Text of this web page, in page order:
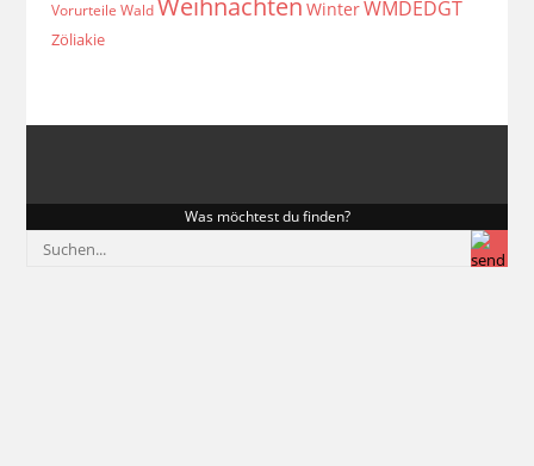
Vorurteile Wald WinterWMDEDGT
Zöliakie
Was möchtest du finden?